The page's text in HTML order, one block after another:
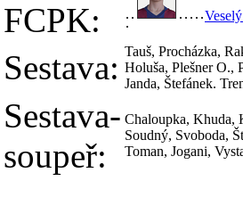
FCPK:
Sestava: Tauš, Procházka,
Holuša, Plešner O.,
Janda, Štefánek.
Sestava-
soupeř:
Chaloupka, Khuda,
Soudný, Svoboda,
Toman, Jogani,